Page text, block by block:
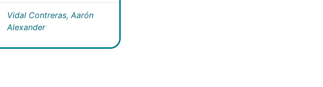
Vidal Contreras, Aarón
Alexander